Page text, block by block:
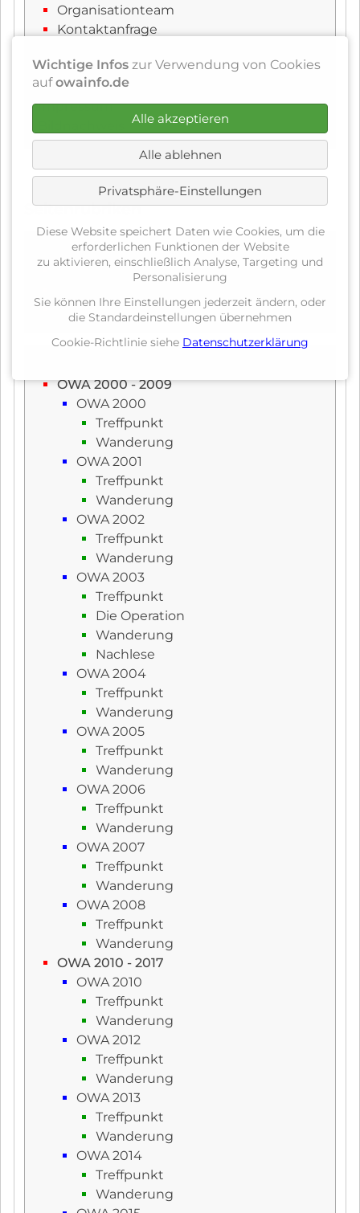
Organisationteam
Kontaktanfrage
Suchen
Datenschutz
Impressum
Seitenrubriken
OWA 2025
Treffpunkt
FotoGalerie 2025
OWA 2000 - 2009
OWA 2000
Treffpunkt
Wanderung
OWA 2001
Treffpunkt
Wanderung
OWA 2002
Treffpunkt
Wanderung
OWA 2003
Treffpunkt
Die Operation
Wanderung
Nachlese
OWA 2004
Treffpunkt
Wanderung
OWA 2005
Treffpunkt
Wanderung
OWA 2006
Treffpunkt
Wanderung
OWA 2007
Treffpunkt
Wanderung
OWA 2008
Treffpunkt
Wanderung
OWA 2010 - 2017
OWA 2010
Treffpunkt
Wanderung
OWA 2012
Treffpunkt
Wanderung
OWA 2013
Treffpunkt
Wanderung
OWA 2014
Treffpunkt
Wanderung
Wichtige Infos zur Verwendung von Cookies
aufowainfo.de
Alle akzeptieren
Alle ablehnen
Privatsphäre-Einstellungen
Diese Website speichert Daten wie Cookies, um die
erforderlichen Funktionen der Website
zu aktivieren, einschließlich Analyse, Targeting und
Personalisierung
Sie können Ihre Einstellungen jederzeit ändern, oder
die Standardeinstellungen übernehmen
Cookie-Richtlinie siehe Datenschutzerklärung